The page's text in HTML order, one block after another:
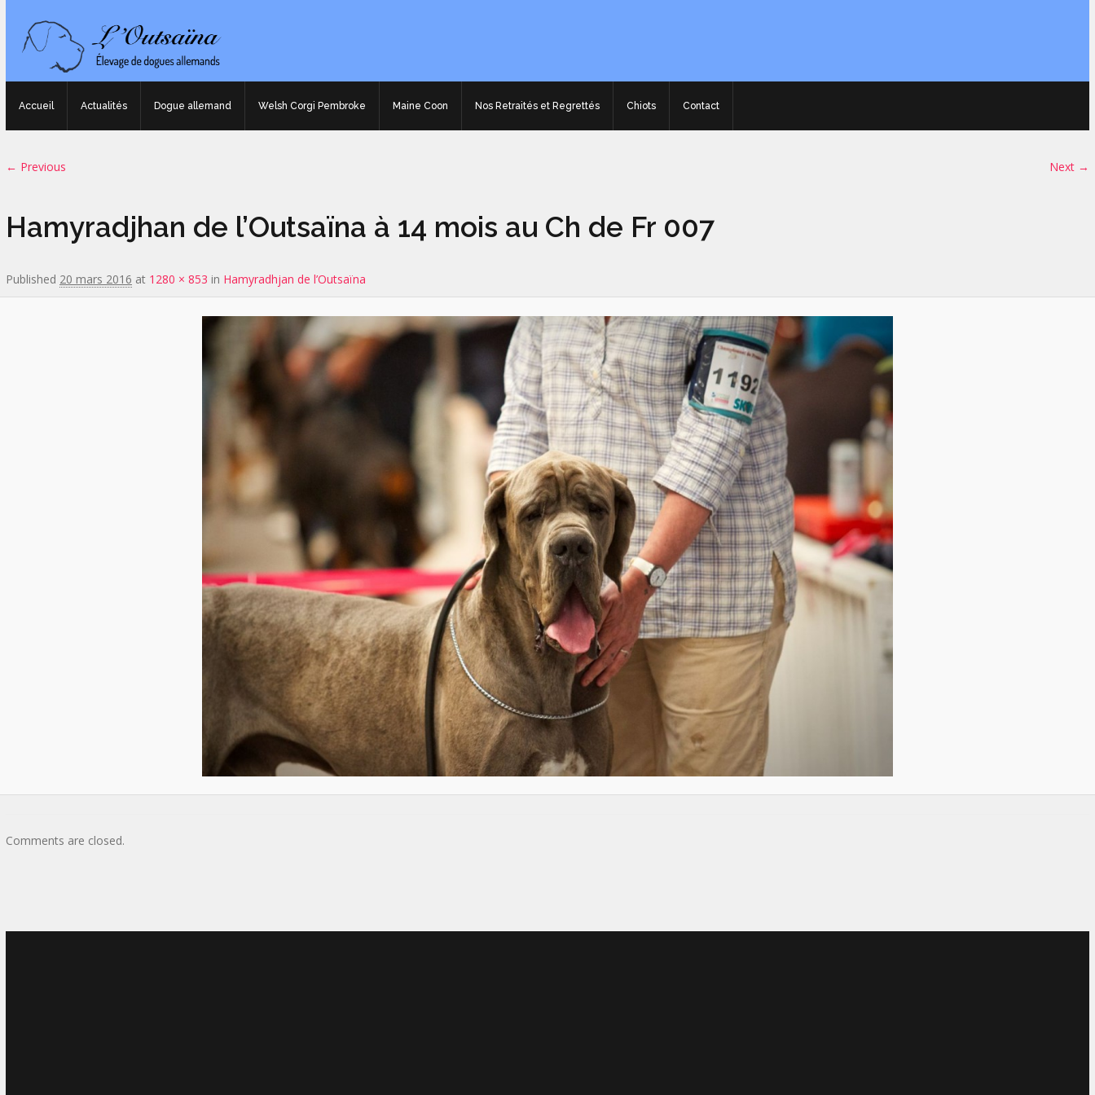
Accueil Actualités Dogue allemand Welsh Corgi Pembroke Maine Coon Nos Retraités et Regrettés Chiots Contact
Image navigation
← Previous Next →
Hamyradjhan de l’Outsaïna à 14 mois au Ch de Fr 007
Published 20 mars 2016 at 1280 × 853 in Hamyradhjan de l’Outsaïna
Comments are closed.